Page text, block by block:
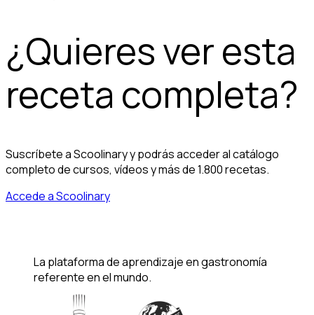
¿Quieres ver esta
receta completa?
Suscríbete a Scoolinary y podrás acceder al catálogo
completo de cursos, vídeos y más de 1.800 recetas.
Accede a Scoolinary
La plataforma de aprendizaje en gastronomía
referente en el mundo.